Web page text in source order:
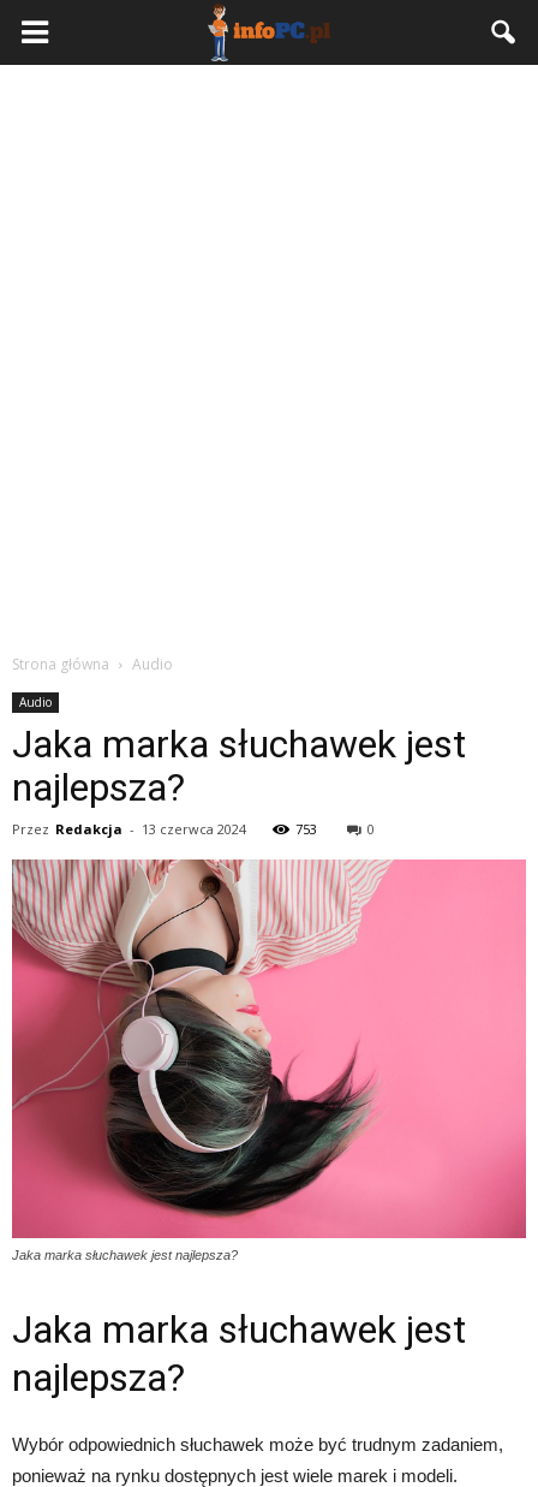
Strona główna Audio
Audio
Jaka marka słuchawek jest
najlepsza?
Przez Redakcja - 13 czerwca 2024 753 0
Jaka marka słuchawek jest najlepsza?
Jaka marka słuchawek jest
najlepsza?
Wybór odpowiednich słuchawek może być trudnym zadaniem,
ponieważ na rynku dostępnych jest wiele marek i modeli.